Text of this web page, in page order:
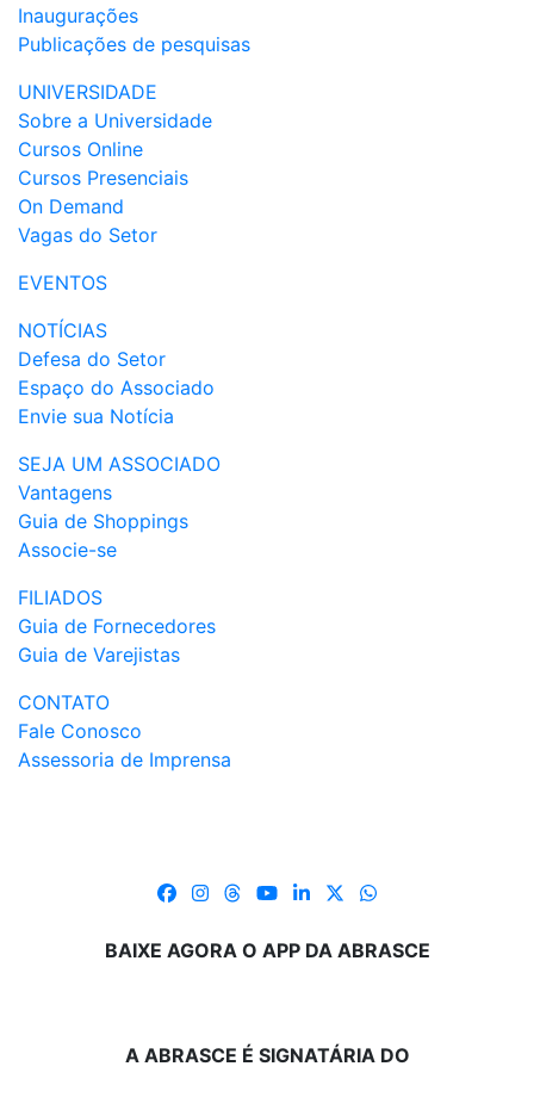
Inaugurações
Publicações de pesquisas
UNIVERSIDADE
Sobre a Universidade
Cursos Online
Cursos Presenciais
On Demand
Vagas do Setor
EVENTOS
NOTÍCIAS
Defesa do Setor
Espaço do Associado
Envie sua Notícia
SEJA UM ASSOCIADO
Vantagens
Guia de Shoppings
Associe-se
FILIADOS
Guia de Fornecedores
Guia de Varejistas
CONTATO
Fale Conosco
Assessoria de Imprensa
BAIXE AGORA O APP DA ABRASCE
A ABRASCE É SIGNATÁRIA DO